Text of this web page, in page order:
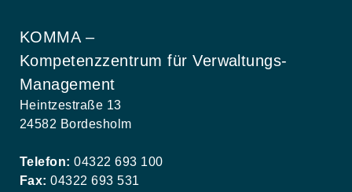
KOMMA –
Kompetenzzentrum für Verwaltungs-
Management
Heintzestraße 13
24582 Bordesholm
Telefon: 04322 693 100
Fax: 04322 693 531